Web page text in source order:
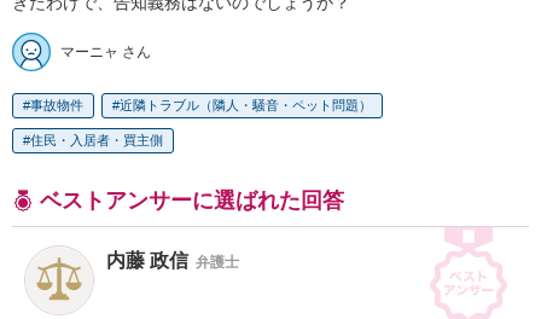
マーニャ さん
事故物件 近隣トラブル（隣人・騒音・ペット問題）
住民・入居者・買主側
ベストアンサーに選ばれた回答
内藤 政信 弁護士